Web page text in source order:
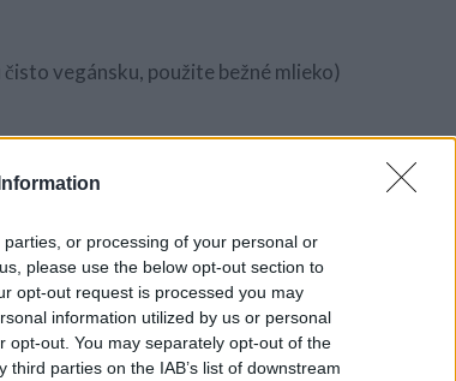
or processing of your personal or
please use the below opt-out section to
opt-out request is processed you may
information utilized by us or personal
opt-out. You may separately opt-out of the
parties on the IAB’s list of downstream
vegánsku, použite bežné mlieko)